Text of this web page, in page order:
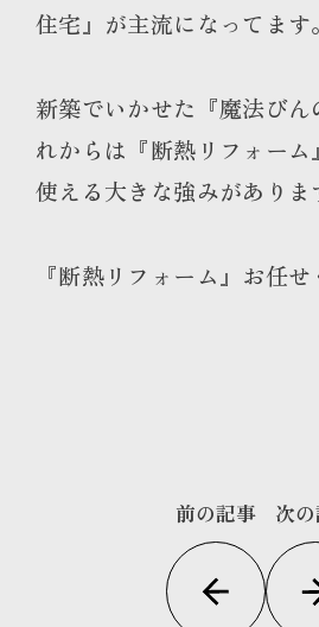
住宅』が主流になってます。
新築でいかせた『魔法びん
れからは『断熱リフォーム
使える大きな強みがありま
『断熱リフォーム』お任せ
前の記事 次